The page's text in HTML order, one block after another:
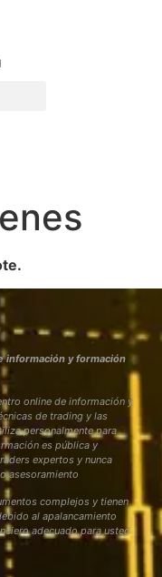
información y formación
online de información y
de trading y las
personalmente para
es pública y
expertos y nunca
asesoramiento
complejos y tienen
al apalancamiento
adecuado para usted